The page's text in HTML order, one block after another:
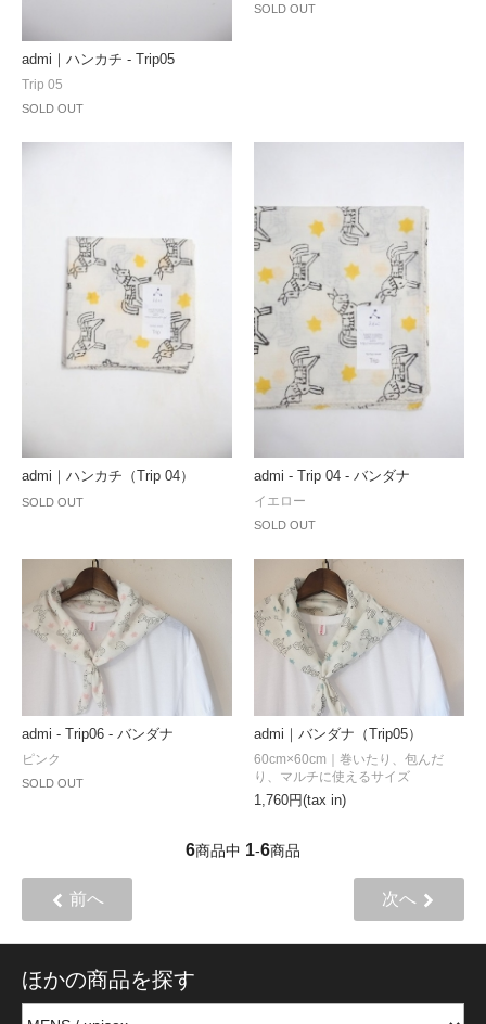
admi｜ハンカチ - Trip05
SOLD OUT
Trip 05
SOLD OUT
admi｜ハンカチ（Trip 04）
SOLD OUT
admi - Trip 04 - バンダナ
SOLD OUT
イエロー
admi - Trip06 - バンダナ
SOLD OUT
ピンク
admi｜バンダナ（Trip05）
1,760円(tax in)
60cm×60cm｜巻いたり、包んだ
り、マルチに使えるサイズ
6商品中 1-6商品
前へ 次へ
ほかの商品を探す